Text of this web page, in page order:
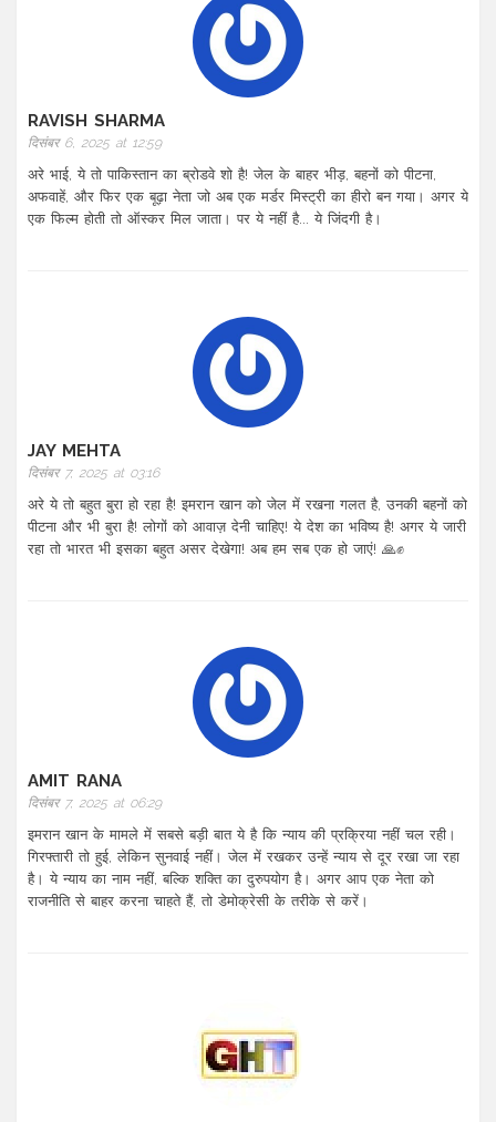
RAVISH SHARMA
दिसंबर 6, 2025 at 12:59
अरे भाई, ये तो पाकिस्तान का ब्रोडवे शो है! जेल के बाहर भीड़, बहनों को पीटना,
अफवाहें, और फिर एक बूढ़ा नेता जो अब एक मर्डर मिस्ट्री का हीरो बन गया। अगर ये
एक फिल्म होती तो ऑस्कर मिल जाता। पर ये नहीं है... ये जिंदगी है।
JAY MEHTA
दिसंबर 7, 2025 at 03:16
अरे ये तो बहुत बुरा हो रहा है! इमरान खान को जेल में रखना गलत है, उनकी बहनों को
पीटना और भी बुरा है! लोगों को आवाज़ देनी चाहिए! ये देश का भविष्य है! अगर ये जारी
रहा तो भारत भी इसका बहुत असर देखेगा! अब हम सब एक हो जाएं! 🙏✊
AMIT RANA
दिसंबर 7, 2025 at 06:29
इमरान खान के मामले में सबसे बड़ी बात ये है कि न्याय की प्रक्रिया नहीं चल रही।
गिरफ्तारी तो हुई, लेकिन सुनवाई नहीं। जेल में रखकर उन्हें न्याय से दूर रखा जा रहा
है। ये न्याय का नाम नहीं, बल्कि शक्ति का दुरुपयोग है। अगर आप एक नेता को
राजनीति से बाहर करना चाहते हैं, तो डेमोक्रेसी के तरीके से करें।